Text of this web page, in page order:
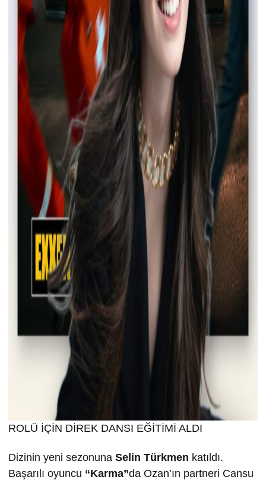
ROLÜ İÇİN DİREK DANSI EĞİTİMİ ALDI
Dizinin yeni sezonuna Selin Türkmen katıldı.
Başarılı oyuncu “Karma”da Ozan’ın partneri Cansu